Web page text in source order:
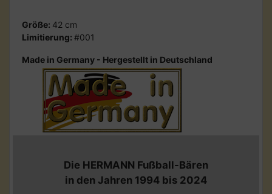
Größe: 42 cm
Limitierung: #001
Made in Germany - Hergestellt in Deutschland
Die HERMANN Fußball-Bären
in den Jahren 1994 bis 2024